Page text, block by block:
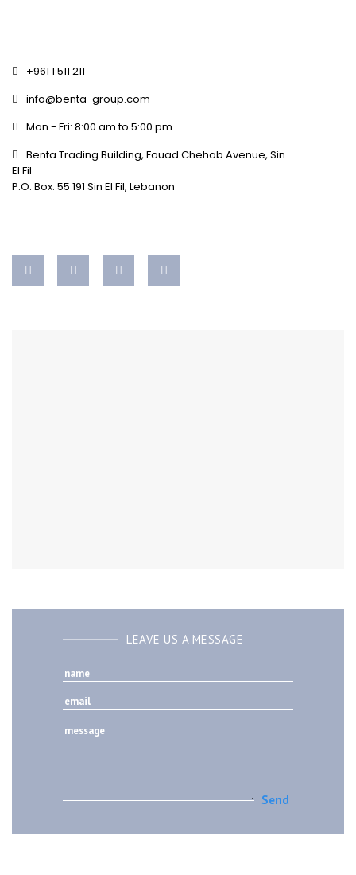
+961 1 511 211
info@benta-group.com
Mon - Fri: 8:00 am to 5:00 pm
Benta Trading Building, Fouad Chehab Avenue, Sin
El Fil
P.O. Box: 55 191 Sin El Fil, Lebanon
LEAVE US A MESSAGE